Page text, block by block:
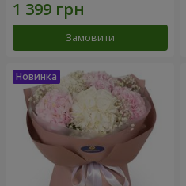
Замовити